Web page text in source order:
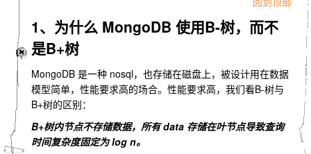
1、为什么 MongoDB 使用B-树，而不
是B+树
MongoDB 是一种 nosql，也存储在磁盘上，被设计用在数据
模型简单，性能要求高的场合。性能要求高，我们看B-树与
B+树的区别：
B+树内节点不存储数据，所有 data 存储在叶节点导致查询
时间复杂度固定为 log n。